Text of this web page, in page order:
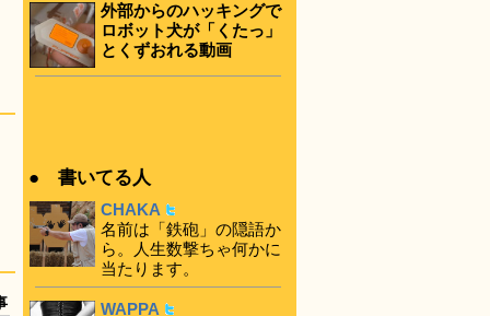
外部からのハッキングで
ロボット犬が「くたっ」
とくずおれる動画
● 書いてる人
CHAKA
名前は「鉄砲」の隠語か
ら。人生数撃ちゃ何かに
当たります。
WAPPA